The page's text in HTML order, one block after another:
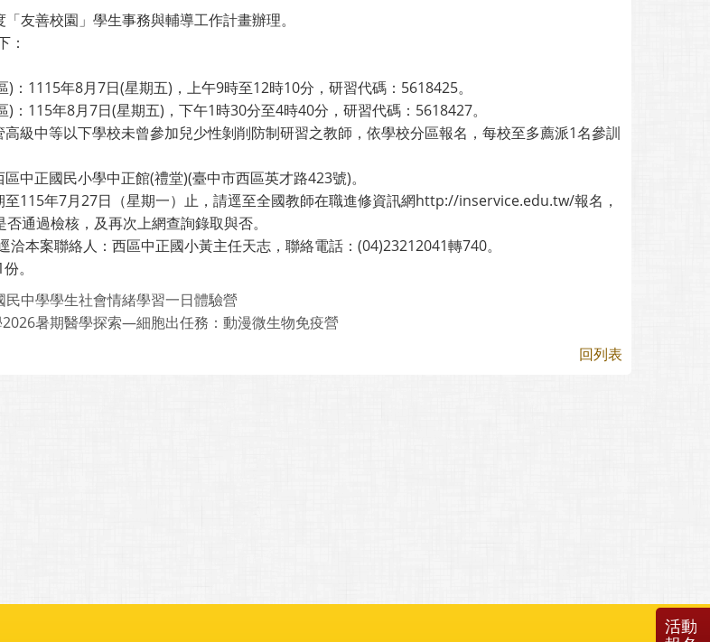
友善校園」學生事務與輔導工作計畫辦理。
：
)：1115年8月7日(星期五)，上午9時至12時10分，研習代碼：5618425。
)：115年8月7日(星期五)，下午1時30分至4時40分，研習代碼：5618427。
級中等以下學校未曾參加兒少性剝削防制研習之教師，依學校分區報名，每校至多薦派1名參訓
中正國民小學中正館(禮堂)(臺中市西區英才路423號)。
至115年7月27日（星期一）止，請逕至全國教師在職進修資訊網http://inservice.edu.tw/報名，
通過檢核，及再次上網查詢錄取與否。
洽本案聯絡人：西區中正國小黃主任天志，聯絡電話：(04)23212041轉740。
。
民中學學生社會情緒學習一日體驗營
暑期醫學探索—細胞出任務：動漫微生物免疫營
回列表
活動